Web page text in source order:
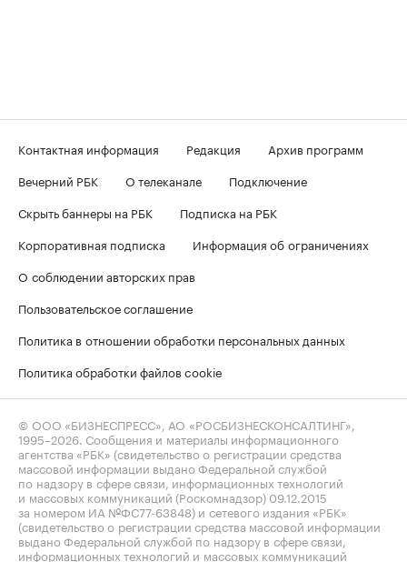
Контактная информация Редакция
Архив программ
Вечерний РБК
О телеканале
Подключение
Скрыть баннеры на РБК
Подписка на РБК
Корпоративная подписка
Информация об ограничениях
О соблюдении авторских прав
Пользовательское соглашение
Политика в отношении обработки персональных данных
Политика обработки файлов cookie
© ООО «БИЗНЕСПРЕСС», АО «РОСБИЗНЕСКОНСАЛТИНГ»,
1995–2026. Сообщения и материалы информационного
агентства «РБК» (свидетельство о регистрации средства
массовой информации выдано Федеральной службой
по надзору в сфере связи, информационных технологий
и массовых коммуникаций (Роскомнадзор) 09.12.2015
за номером ИА №ФС77-63848) и сетевого издания «РБК»
(свидетельство о регистрации средства массовой информации
выдано Федеральной службой по надзору в сфере связи,
информационных технологий и массовых коммуникаций